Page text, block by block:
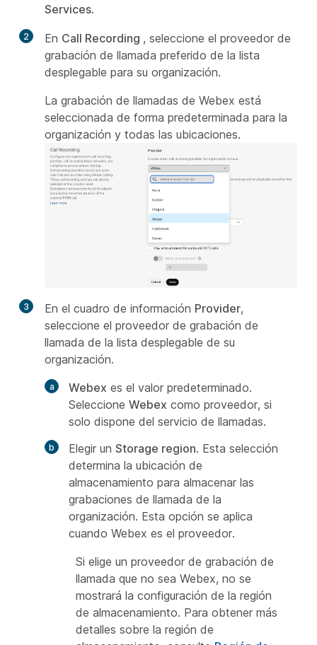
Services.
2 En Call Recording , seleccione el proveedor de
grabación de llamada preferido de la lista
desplegable para su organización.
La grabación de llamadas de Webex está
seleccionada de forma predeterminada para la
organización y todas las ubicaciones.
3 En el cuadro de información Provider,
seleccione el proveedor de grabación de
llamada de la lista desplegable de su
organización.
Webex es el valor predeterminado.
Seleccione Webex como proveedor, si
solo dispone del servicio de llamadas.
Elegir un Storage region. Esta selección
determina la ubicación de
almacenamiento para almacenar las
grabaciones de llamada de la
organización. Esta opción se aplica
cuando Webex es el proveedor.
Si elige un proveedor de grabación de
llamada que no sea Webex, no se
mostrará la configuración de la región
de almacenamiento. Para obtener más
detalles sobre la región de